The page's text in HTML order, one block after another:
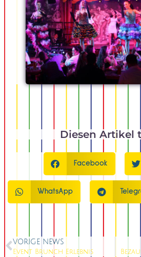
Diesen Artikel
Facebook
WhatsApp
VORIGE NEWS
Event Brunch Erlebnis